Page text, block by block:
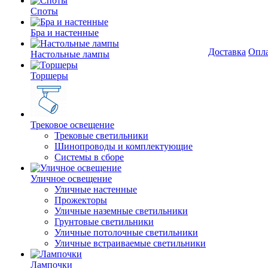
Споты
Бра и настенные
Настольные лампы
Торшеры
Трековое освещение
Трековые светильники
Шинопроводы и комплектующие
Системы в сборе
Уличное освещение
Уличные настенные
Прожекторы
Уличные наземные светильники
Грунтовые светильники
Уличные потолочные светильники
Уличные встраиваемые светильники
Лампочки
Доставка